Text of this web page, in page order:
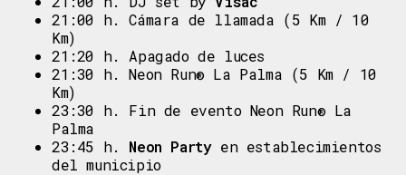
21:00 h. Cámara de llamada (5 Km / 10
Km)
21:20 h. Apagado de luces
21:30 h. Neon Run® La Palma (5 Km / 10
Km)
23:30 h. Fin de evento Neon Run® La
Palma
23:45 h. Neon Partyen establecimientos
del municipio